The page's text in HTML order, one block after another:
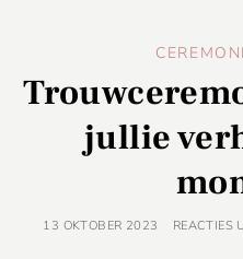
jullie
13 OKTOBER 2023 REACTIES